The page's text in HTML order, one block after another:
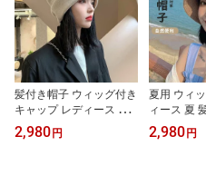
山 キャンプ ギフト
髪付き帽子 ウィッグ付き
キャップ レディース 秋
冬 帽子一体型 カール ウ
ェーブ 暖かい おしゃれ
2,980 円
夏用 ウィ
ィース 夏
語 旅行 紫
日焼け防止
2,980 円